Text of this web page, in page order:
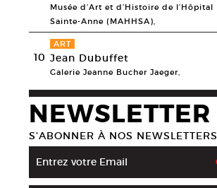
Musée d’Art et d’Histoire de l’Hôpital
Sainte-Anne (MAHHSA),
10
ART
Jean Dubuffet
Galerie Jeanne Bucher Jaeger,
NEWSLETTER
S’ABONNER À NOS NEWSLETTERS